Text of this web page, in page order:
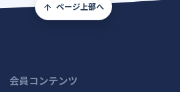
ページ上部へ
会員コンテンツ